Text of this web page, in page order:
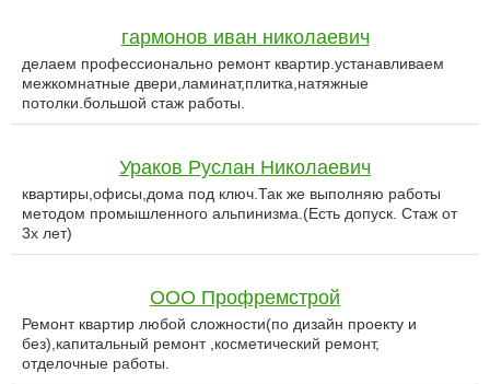
гармонов иван николаевич
делаем профессионально ремонт квартир.устанавливаем
межкомнатные двери,ламинат,плитка,натяжные
потолки.большой стаж работы.
Ураков Руслан Николаевич
квартиры,офисы,дома под ключ.Так же выполняю работы
методом промышленного альпинизма.(Есть допуск. Стаж от
3х лет)
ООО Профремстрой
Ремонт квартир любой сложности(по дизайн проекту и
без),капитальный ремонт ,косметический ремонт,
отделочные работы.